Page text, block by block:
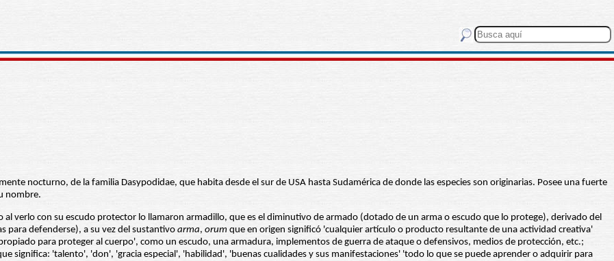
nocturno, de la familia Dasypodidae, que habita desde el sur de USA hasta Sudamérica de donde las especies son originarias. Posee una fuerte
nombre.
verlo con su escudo protector lo llamaron armadillo, que es el diminutivo de armado (dotado de un arma o escudo que lo protege), derivado del
para defenderse), a su vez del sustantivoarma, orum que en origen significó 'cualquier artículo o producto resultante de una actividad creativa'
para proteger al cuerpo', como un escudo, una armadura, implementos de guerra de ataque o defensivos, medios de protección, etc.;
significa: 'talento', 'don', 'gracia especial', 'habilidad', 'buenas cualidades y sus manifestaciones' 'todo lo que se puede aprender o adquirir para